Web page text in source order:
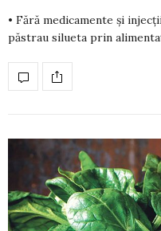
• Fără medicamente și
păstrau silueta prin